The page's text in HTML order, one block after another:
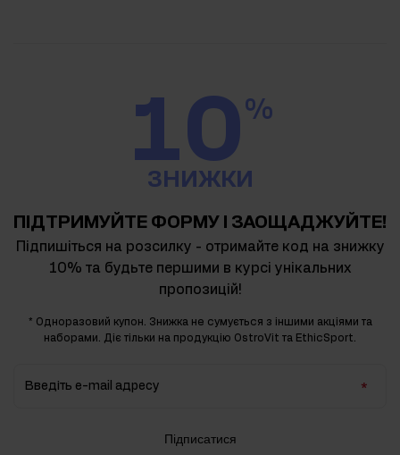
10%
ЗНИЖКИ
ПІДТРИМУЙТЕ ФОРМУ І ЗАОЩАДЖУЙТЕ!
Підпишіться на розсилку - отримайте код на знижку
10% та будьте першими в курсі унікальних
пропозицій!
* Одноразовий купон. Знижка не сумується з іншими акціями та
наборами. Діє тільки на продукцію OstroVit та EthicSport.
Введіть e-mail адресу
Підписатися